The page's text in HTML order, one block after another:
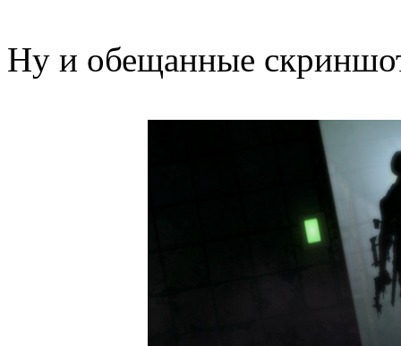
Ну и обещанные